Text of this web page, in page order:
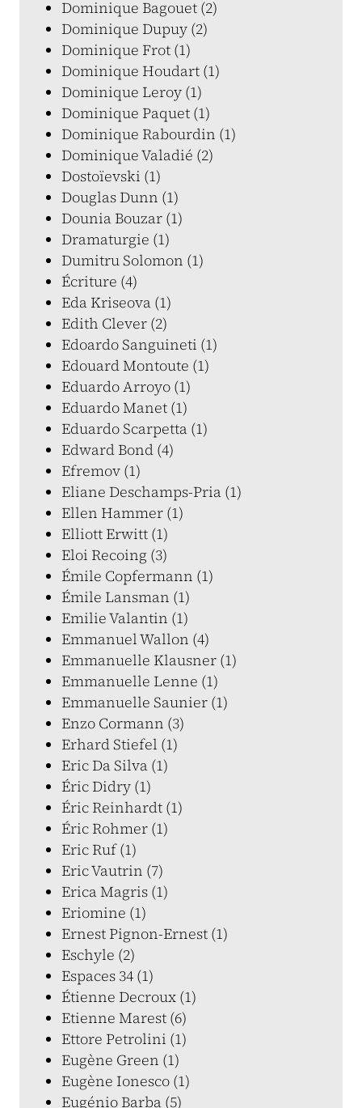
Dominique Bagouet (2)
Dominique Dupuy (2)
Dominique Frot (1)
Dominique Houdart (1)
Dominique Leroy (1)
Dominique Paquet (1)
Dominique Rabourdin (1)
Dominique Valadié (2)
Dostoïevski (1)
Douglas Dunn (1)
Dounia Bouzar (1)
Dramaturgie (1)
Dumitru Solomon (1)
Écriture (4)
Eda Kriseova (1)
Edith Clever (2)
Edoardo Sanguineti (1)
Edouard Montoute (1)
Eduardo Arroyo (1)
Eduardo Manet (1)
Eduardo Scarpetta (1)
Edward Bond (4)
Efremov (1)
Eliane Deschamps-Pria (1)
Ellen Hammer (1)
Elliott Erwitt (1)
Eloi Recoing (3)
Émile Copfermann (1)
Émile Lansman (1)
Emilie Valantin (1)
Emmanuel Wallon (4)
Emmanuelle Klausner (1)
Emmanuelle Lenne (1)
Emmanuelle Saunier (1)
Enzo Cormann (3)
Erhard Stiefel (1)
Eric Da Silva (1)
Éric Didry (1)
Éric Reinhardt (1)
Éric Rohmer (1)
Eric Ruf (1)
Eric Vautrin (7)
Erica Magris (1)
Eriomine (1)
Ernest Pignon-Ernest (1)
Eschyle (2)
Espaces 34 (1)
Étienne Decroux (1)
Etienne Marest (6)
Ettore Petrolini (1)
Eugène Green (1)
Eugène Ionesco (1)
Eugénio Barba (5)